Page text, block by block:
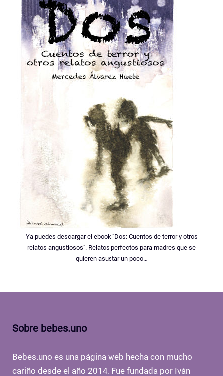
Ya puedes descargar el ebook "Dos: Cuentos de terror y otros
relatos angustiosos". Relatos perfectos para madres que se
quieren asustar un poco…
Sobre bebes.uno
Bebes.uno es una página web hecha con mucho
cariño desde el año 2014. Fue fundada por Iván